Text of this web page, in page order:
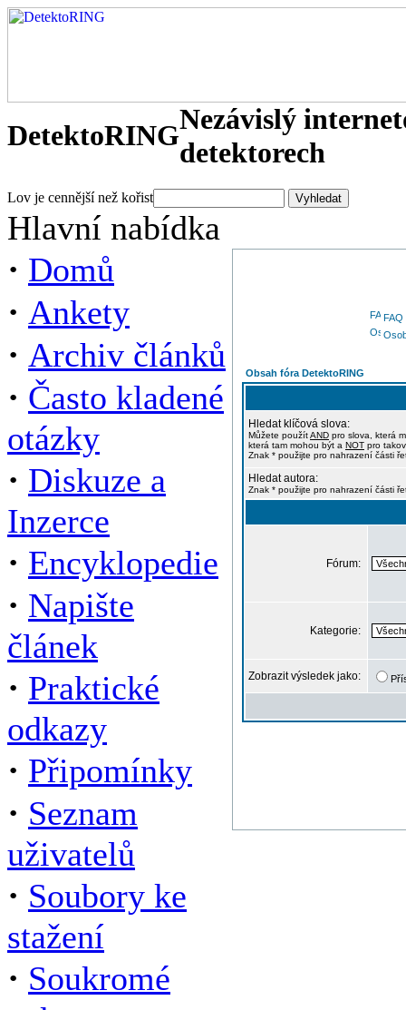
DetektoRINGNezávislý
detektorech
Lov je cennější než kořist
Hlavní nabídka
· Domů
· Ankety
· Archiv článků
· Často kladené
otázky
· Diskuze a
Inzerce
· Encyklopedie
· Napište
článek
· Praktické
odkazy
· Připomínky
· Seznam
uživatelů
· Soubory ke
stažení
· Soukromé
FAQ
Obsah fóra DetektoRING
Hledat klíčová slova:
Můžete použítAND pro slova, která
která tam mohou být a NOT pro
Znak * použijte pro nahrazení části
Hledat autora:
Znak * použijte pro nahrazení části
Fórum:
Kategorie:
Zobrazit výsledek jako: